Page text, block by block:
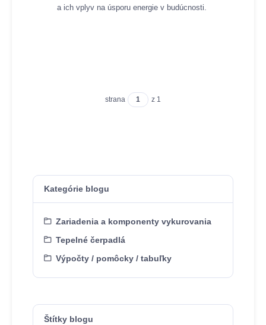
Kategórie blogu
Zariadenia a komponenty vykurovania
Tepelné čerpadlá
Výpočty / pomôcky / tabuľky
Štítky blogu
a ich vplyv na úsporu energie v budúcnosti.
strana z 1